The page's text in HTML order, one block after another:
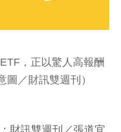
，正以驚人高報酬
圖／財訊雙週刊）